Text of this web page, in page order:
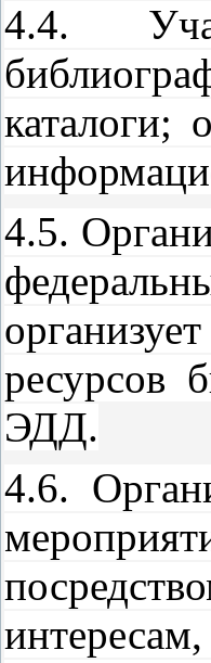
4.4.
каталоги;
4.5.
ресурсов
ЭДД.
4.6.